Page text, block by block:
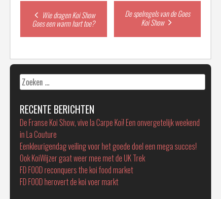
Post
navigation
Wie dragen Koi Show
Goes een warm hart toe?
De spelregels van de Goes
Koi Show
Zoeken
naar:
RECENTE BERICHTEN
De Franse Koi Show, vive la Carpe Koï! Een onvergetelijk weekend
in La Couture
Eenkleurigendag veiling voor het goede doel een mega succes!
Ook KoiWijzer gaat weer mee met de UK Trek
FD FOOD reconquers the koi food market
FD FOOD herovert de koi voer markt